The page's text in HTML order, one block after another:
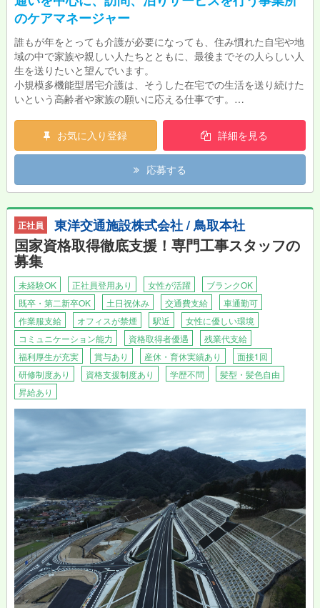
のケアマネージャー
誰もが年をとっても介護が必要になっても、住み慣れた自宅や地
域の中で家族や親しい人たちとともに、最後までその人らしい人
生を送りたいと望んでいます。
小規模多機能型居宅介護は、そうした在宅での生活を送り続けた
いという高齢者や家族の願いに応える仕事です。
お気に入り登録
詳細を見る
応募する
正社員 東洋交通施設株式会社 / 鳥取本社
国家資格取得徹底支援！専門工事スタッフの
募集
未経験OK 正社員登用あり 女性が活躍
ブランクOK
既卒・第二新卒OK
土日祝休み 交通費支給
車通勤可
作業服支給
オフィスが禁煙 駅近
女性に優しい環境
コミュニケーション能力
資格取得者優遇
残業代支給
福利厚生が充実
賞与あり 産休・育休実績あり
面接1回
研修制度あり
資格支援制度あり 学歴不問
髪型・髪色自由
昇給あり